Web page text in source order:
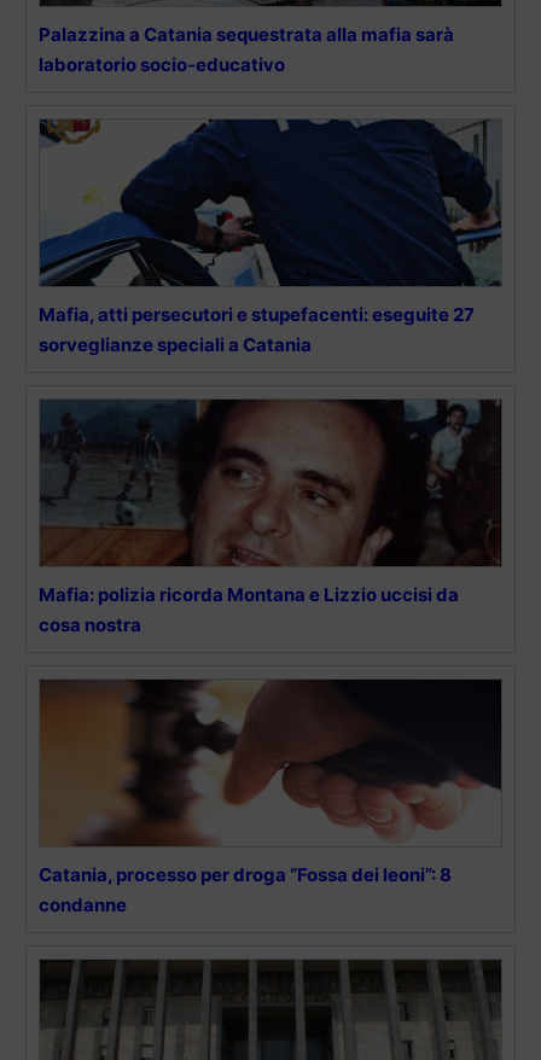
Palazzina a Catania sequestrata alla mafia sarà
laboratorio socio-educativo
Mafia, atti persecutori e stupefacenti: eseguite 27
sorveglianze speciali a Catania
Mafia: polizia ricorda Montana e Lizzio uccisi da
cosa nostra
Catania, processo per droga “Fossa dei leoni”: 8
condanne